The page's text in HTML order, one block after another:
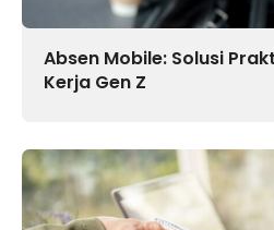
Absen Mobile: Solusi
Kerja Gen Z